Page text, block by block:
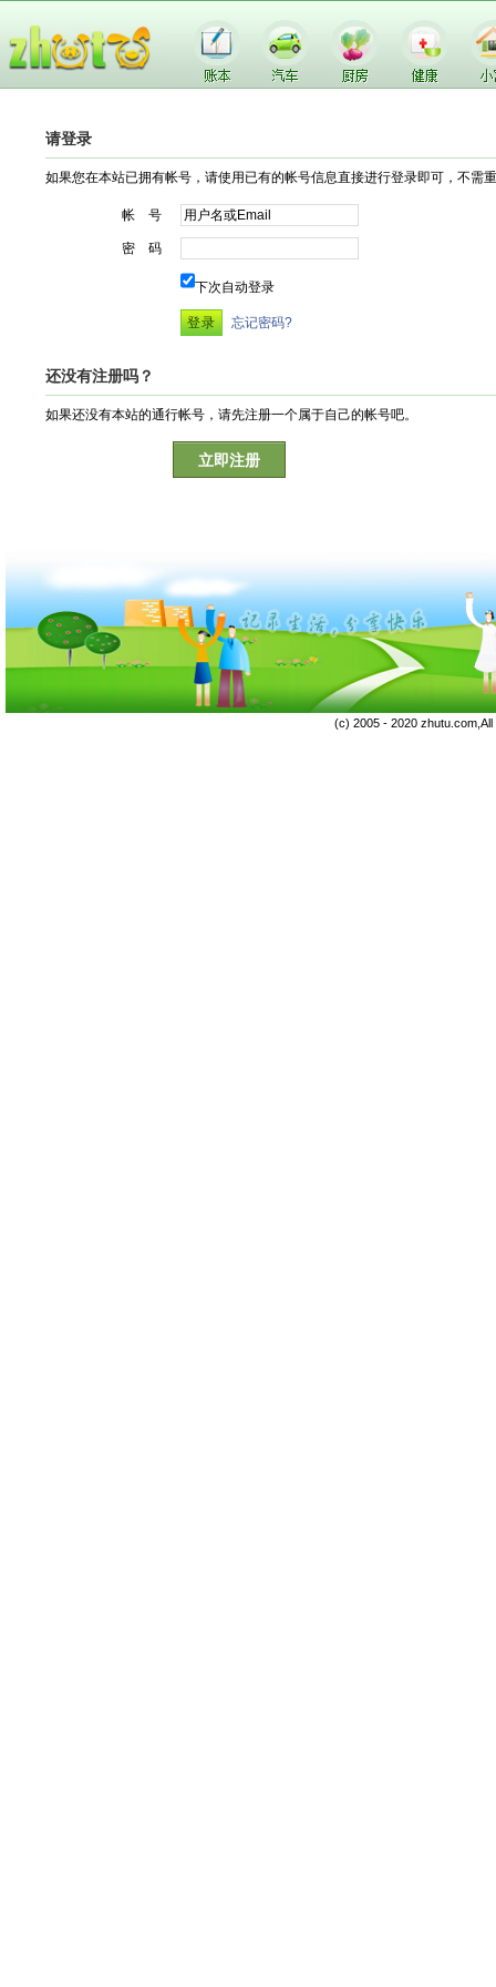
请登录
如果您在本站已拥有帐号，请使用已有的帐号信息直接进行登录即可，不需
帐 号
密 码
下次自动登录
忘记密码?
还没有注册吗？
如果还没有本站的通行帐号，请先注册一个属于自己的帐号吧。
立即注册
(c) 2005 - 2020